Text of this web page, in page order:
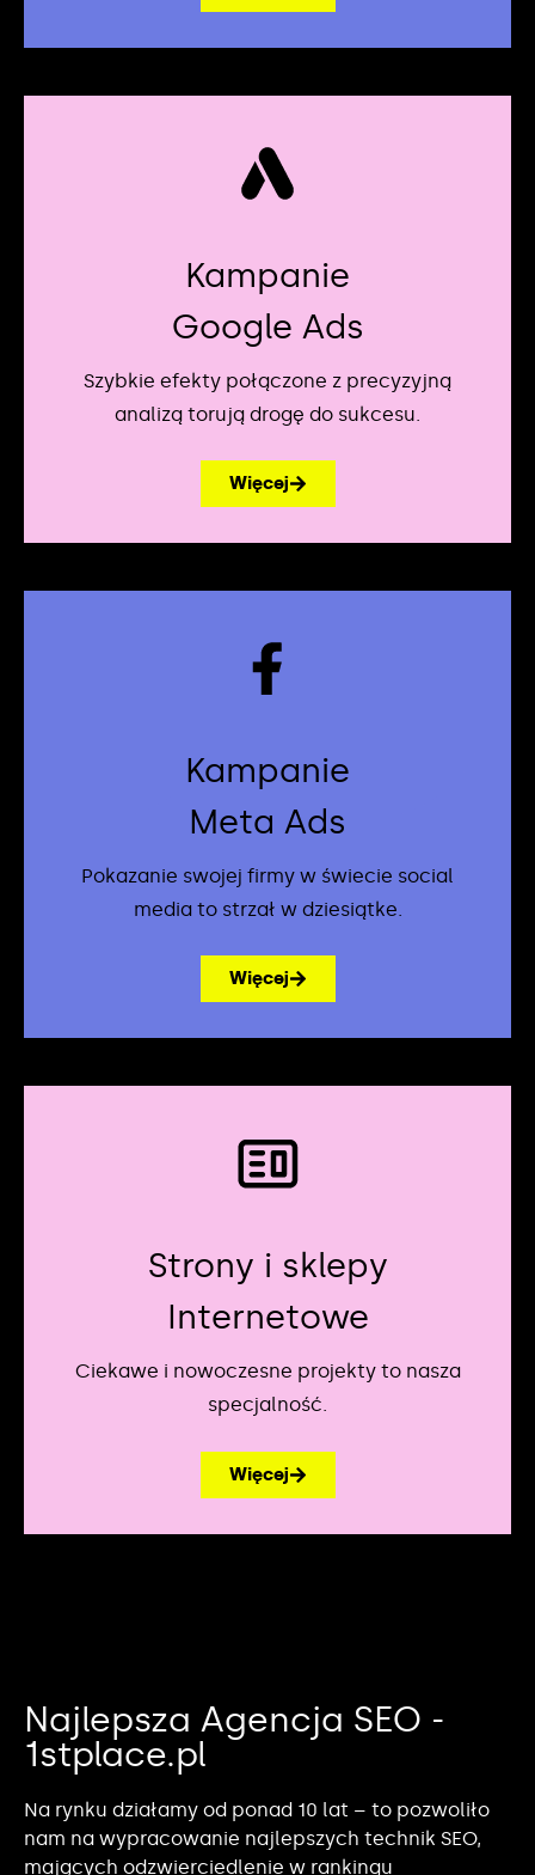
Kampanie
Google Ads
Szybkie efekty połączone z precyzyjną
analizą torują drogę do sukcesu.
Więcej
Kampanie
Meta Ads
Pokazanie swojej firmy w świecie social
media to strzał w dziesiątke.
Więcej
Strony i sklepy
Internetowe
Ciekawe i nowoczesne projekty to nasza
specjalność.
Więcej
Najlepsza Agencja SEO -
1stplace.pl
Na rynku działamy od ponad 10 lat – to pozwoliło
nam na wypracowanie najlepszych technik SEO,
mających odzwierciedlenie w rankingu